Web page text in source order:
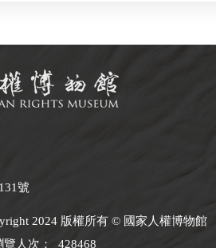
號
2024 版權所有 © 國家人權博物館
覽人次： 428468